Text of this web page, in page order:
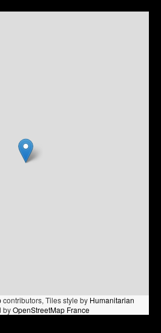
contributors, Tiles style by Humanitarian
byOpenStreetMap France